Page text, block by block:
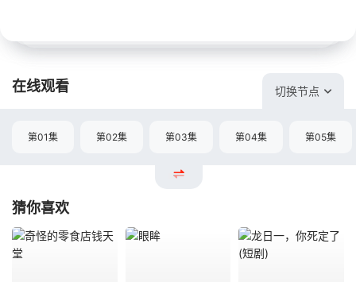
在线观看 切换节点
第01集 第02集 第03集 第04集 第05集
猜你喜欢